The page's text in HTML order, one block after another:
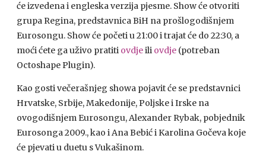
će izvedena i engleska verzija pjesme. Show će otvoriti
grupa Regina, predstavnica BiH na prošlogodišnjem
Eurosongu. Show će početi u 21:00 i trajat će do 22:30, a
moći ćete ga uživo pratiti ovdjeili ovdje (potreban
Octoshape Plugin).
Kao gosti večerašnjeg showa pojavit će se predstavnici
Hrvatske, Srbije, Makedonije, Poljske i Irske na
ovogodišnjem Eurosongu, Alexander Rybak, pobjednik
Eurosonga 2009., kao i Ana Bebić i Karolina Gočeva koje
će pjevati u duetu s Vukašinom.